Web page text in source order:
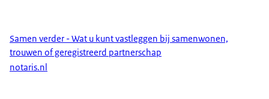
Samen verder - Wat u kunt vastleggen bij samenwonen,
trouwen of geregistreerd partnerschap
notaris.nl